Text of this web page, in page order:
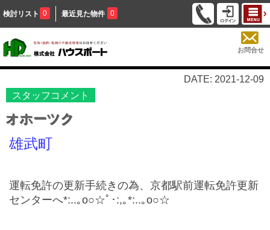
検討リスト 0 最近見た物件 0
お問合せ
DATE: 2021-12-09
スタッフコメント
オホーツク
雄武町
運転免許の更新手続きの為、京都駅前運転免許更新
センターへ*:..｡o○☆ﾟ･:,｡*:..｡o○☆